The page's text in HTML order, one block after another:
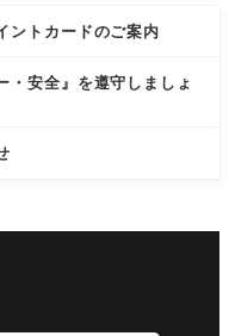
ントカードのご案内
・安全』を遵守しましょ